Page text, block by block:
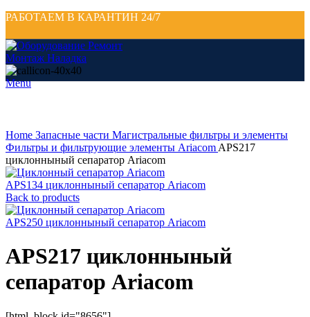
РАБОТАЕМ В КАРАНТИН 24/7
Menu
Home Запасные части Магистральные фильтры и элементы
Фильтры и фильтрующие элементы Ariacom APS217
циклонныный сепаратор Ariacom
APS134 циклонныный сепаратор Ariacom
Back to products
APS250 циклонныный сепаратор Ariacom
APS217 циклонныный
сепаратор Ariacom